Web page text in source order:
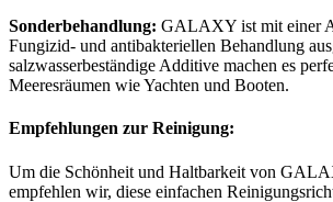
Sonderbehandlung: GALAXY ist mit einer
Fungizid- und antibakteriellen Behandlung
salzwasserbeständige Additive machen es
Meeresräumen wie Yachten und Booten.
Empfehlungen zur Reinigung:
Um die Schönheit und Haltbarkeit von
empfehlen wir, diese einfachen